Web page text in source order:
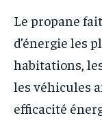
Le propane
d’énergie les
habitations,
les véhicules
efficacité